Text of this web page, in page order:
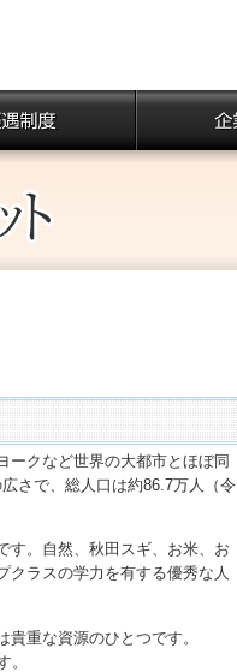
ークなど世界の大都市とほぼ同
広さで、総人口は約86.7万人（令
す。自然、秋田スギ、お米、お
クラスの学力を有する優秀な人
重な資源のひとつです。
。